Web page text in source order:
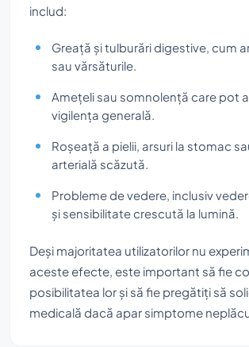
includ:
Greață și tulburări digestive, cum
sau vărsăturile.
Amețeli sau somnolență care pot
vigilența generală.
Roșeață a pielii, arsuri la stomac
arterială scăzută.
Probleme de vedere, inclusiv
și sensibilitate crescută la lumină.
Deși majoritatea utilizatorilor nu
aceste efecte, este important să fie
posibilitatea lor și să fie pregătiți să
medicală dacă apar simptome